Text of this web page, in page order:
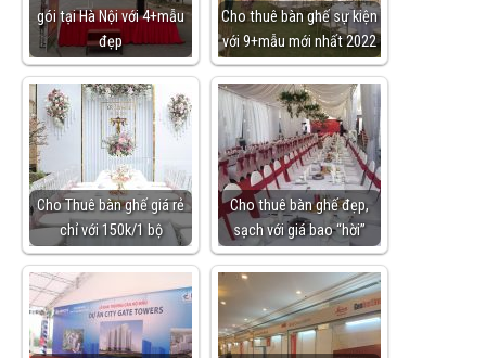
gói tại Hà Nội với 4+mẫu
đẹp
Cho thuê bàn ghế sự kiện
với 9+mẫu mới nhất 2022
Cho Thuê bàn ghế giá rẻ
chỉ với 150k/1 bộ
Cho thuê bàn ghế đẹp,
sạch với giá bao “hời”